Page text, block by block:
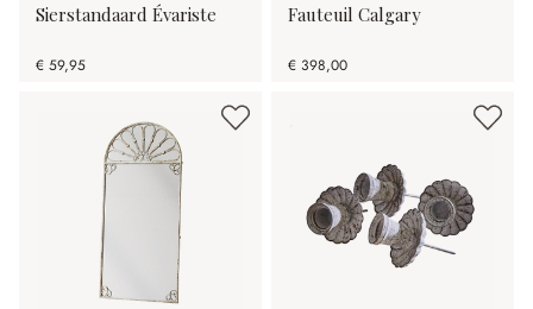
Sierstandaard Évariste
€ 59,95
Fauteuil Calgary
€ 398,00